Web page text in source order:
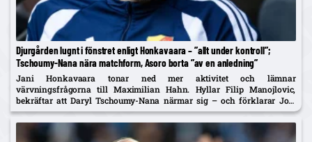
Djurgården lugnt i fönstret enligt Honkavaara – ”allt under kontroll”;
Tschoumy-Nana nära matchform, Asoro borta ”av en anledning”
Jani Honkavaara tonar ned mer aktivitet och lämnar
värvningsfrågorna till Maximilian Hahn. Hyllar Filip Manojlovic,
bekräftar att Daryl Tschoumy-Nana närmar sig – och förklarar Joel
Asoros frånvaro med att han är borta "av en anledning".